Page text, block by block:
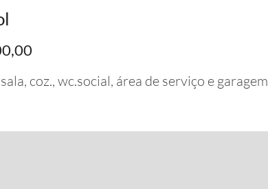
coz., wc.social, área de serviço e garagem